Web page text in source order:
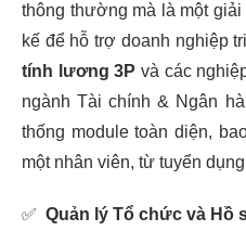
thông thường mà là một
kế để hỗ trợ doanh nghiệp
tính lương 3P và các
ngành Tài chính & Ngân
thống module toàn diện,
một nhân viên, từ tuyển
✅ Quản lý Tổ chức và Hồ